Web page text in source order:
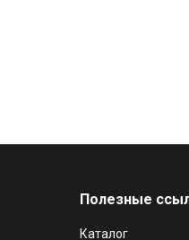
Полезные
Каталог